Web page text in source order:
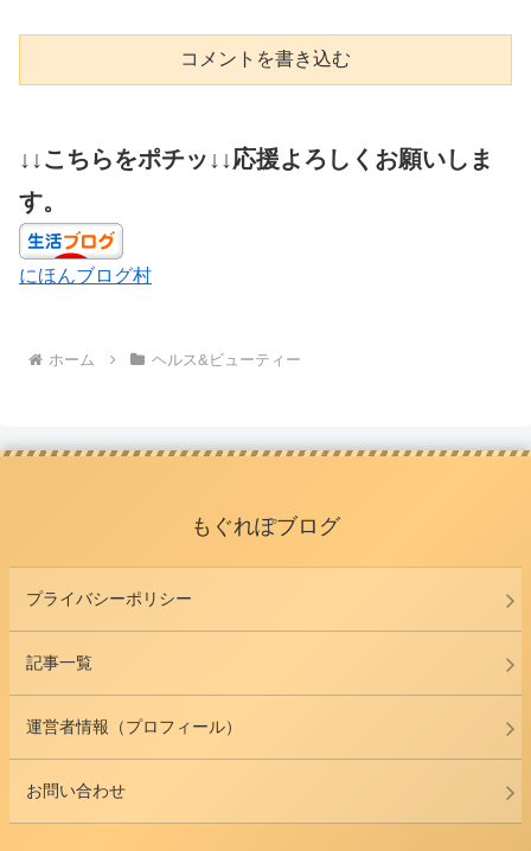
コメントを書き込む
↓↓こちらをポチッ↓↓応援よろしくお願いしま
す。
にほんブログ村
ホーム ヘルス&ビューティー
もぐれぽブログ
プライバシーポリシー
記事一覧
運営者情報（プロフィール）
お問い合わせ